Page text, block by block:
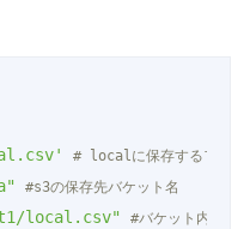
# localに保存するファイ
#s3の保存先バケット名
local.csv" #バケット内のフ